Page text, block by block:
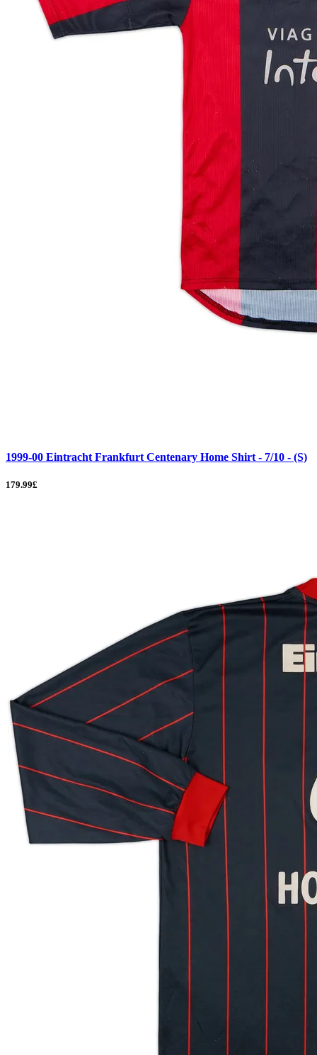
1999-00 Eintracht Frankfurt Centenary Home Shirt - 7/10 - (S)
179.99£